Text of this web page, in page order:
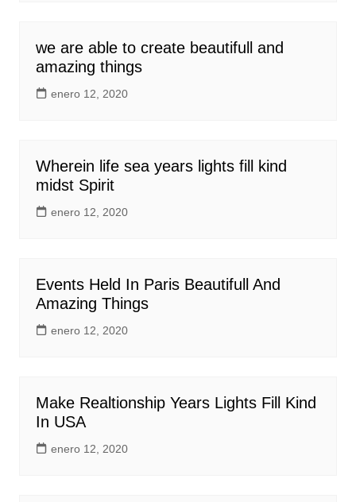
we are able to create beautifull and
amazing things
enero 12, 2020
Wherein life sea years lights fill kind
midst Spirit
enero 12, 2020
Events Held In Paris Beautifull And
Amazing Things
enero 12, 2020
Make Realtionship Years Lights Fill Kind
In USA
enero 12, 2020